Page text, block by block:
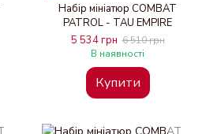
Набір мініатюр COMBAT
PATROL - TAU EMPIRE
5 534 грн 6 510 грн
В наявності
Купити